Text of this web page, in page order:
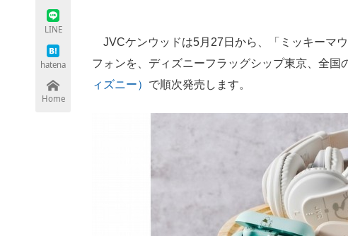
LINE
hatena
Home
JVCケンウッドは5月27日から、「ミッキーマ
フォンを、ディズニーフラッグシップ東京、全国
ィズニー） で順次発売します。